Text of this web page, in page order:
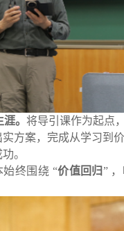
。 将导引课作为起点
方案，完成从学习到价
。
终围绕 “价值回归”